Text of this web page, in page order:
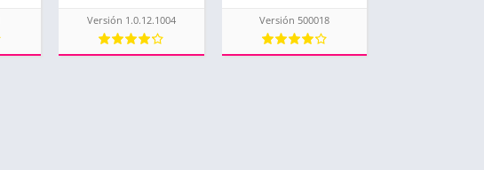
Versión 1.0.12.1004 Versión 500018